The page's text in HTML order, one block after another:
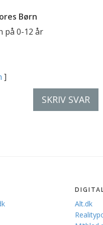
Børn
på 0-12 år
]
SKRIV SVAR
Alt.dk